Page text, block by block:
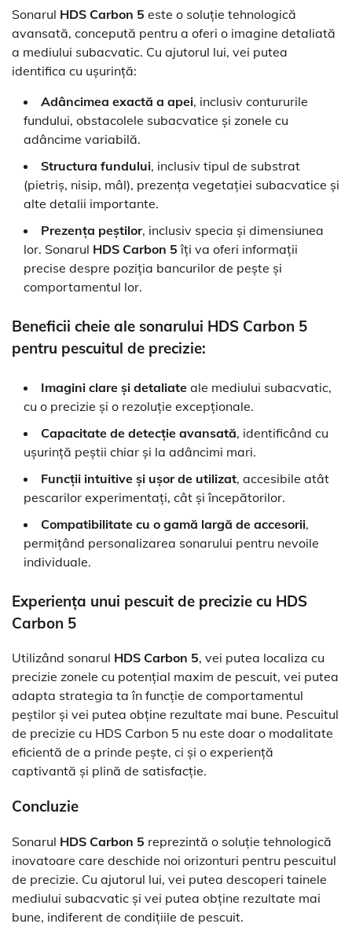
Sonarul HDS Carbon 5 este o soluție tehnologică
avansată, concepută pentru a oferi o imagine detaliată
a mediului subacvatic. Cu ajutorul lui, vei putea
identifica cu ușurință:
Adâncimea exactă a apei, inclusiv contururile
fundului, obstacolele subacvatice și zonele cu
adâncime variabilă.
Structura fundului, inclusiv tipul de substrat
(pietriș, nisip, mâl), prezența vegetației subacvatice și
alte detalii importante.
Prezența peștilor, inclusiv specia și dimensiunea
lor. Sonarul HDS Carbon 5 îți va oferi informații
precise despre poziția bancurilor de pește și
comportamentul lor.
Beneficii cheie ale sonarului HDS Carbon 5
pentru pescuitul de precizie:
Imagini clare și detaliate ale mediului subacvatic,
cu o precizie și o rezoluție excepționale.
Capacitate de detecție avansată, identificând cu
ușurință peștii chiar și la adâncimi mari.
Funcții intuitive și ușor de utilizat, accesibile atât
pescarilor experimentați, cât și începătorilor.
Compatibilitate cu o gamă largă de accesorii,
permițând personalizarea sonarului pentru nevoile
individuale.
Experiența unui pescuit de precizie cu HDS
Carbon 5
Utilizând sonarul HDS Carbon 5, vei putea localiza cu
precizie zonele cu potențial maxim de pescuit, vei putea
adapta strategia ta în funcție de comportamentul
peștilor și vei putea obține rezultate mai bune. Pescuitul
de precizie cu HDS Carbon 5 nu este doar o modalitate
eficientă de a prinde pește, ci și o experiență
captivantă și plină de satisfacție.
Concluzie
Sonarul HDS Carbon 5 reprezintă o soluție tehnologică
inovatoare care deschide noi orizonturi pentru pescuitul
de precizie. Cu ajutorul lui, vei putea descoperi tainele
mediului subacvatic și vei putea obține rezultate mai
bune, indiferent de condițiile de pescuit.